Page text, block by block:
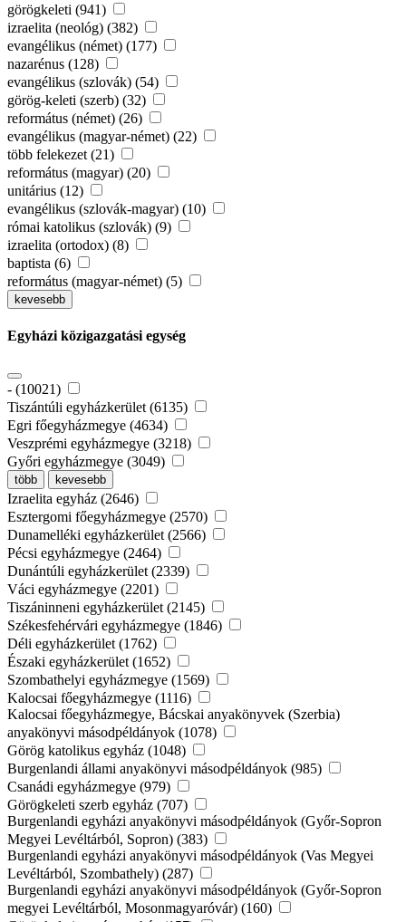
görögkeleti (941)
izraelita (neológ) (382)
evangélikus (német) (177)
nazarénus (128)
evangélikus (szlovák) (54)
görög-keleti (szerb) (32)
református (német) (26)
evangélikus (magyar-német) (22)
több felekezet (21)
református (magyar) (20)
unitárius (12)
evangélikus (szlovák-magyar) (10)
római katolikus (szlovák) (9)
izraelita (ortodox) (8)
baptista (6)
református (magyar-német) (5)
kevesebb
Egyházi közigazgatási egység
- (10021)
Tiszántúli egyházkerület (6135)
Egri főegyházmegye (4634)
Veszprémi egyházmegye (3218)
Győri egyházmegye (3049)
több kevesebb
Izraelita egyház (2646)
Esztergomi főegyházmegye (2570)
Dunamelléki egyházkerület (2566)
Pécsi egyházmegye (2464)
Dunántúli egyházkerület (2339)
Váci egyházmegye (2201)
Tiszáninneni egyházkerület (2145)
Székesfehérvári egyházmegye (1846)
Déli egyházkerület (1762)
Északi egyházkerület (1652)
Szombathelyi egyházmegye (1569)
Kalocsai főegyházmegye (1116)
Kalocsai főegyházmegye, Bácskai anyakönyvek (Szerbia)
anyakönyvi másodpéldányok (1078)
Görög katolikus egyház (1048)
Burgenlandi állami anyakönyvi másodpéldányok (985)
Csanádi egyházmegye (979)
Görögkeleti szerb egyház (707)
Burgenlandi egyházi anyakönyvi másodpéldányok (Győr-Sopron
Megyei Levéltárból, Sopron) (383)
Burgenlandi egyházi anyakönyvi másodpéldányok (Vas Megyei
Levéltárból, Szombathely) (287)
Burgenlandi egyházi anyakönyvi másodpéldányok (Győr-Sopron
megyei Levéltárból, Mosonmagyaróvár) (160)